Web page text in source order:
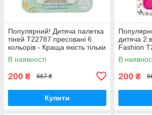
Популярний! Дитяча палетка
тіней T22787 пресовані 6
кольорів - Краща якість тільки
на Nukleon.com.ua
В наявності
200 ₴ 667 ₴
Купити
дитяча 2
Fashion
підвіска -
на
В
200 ₴